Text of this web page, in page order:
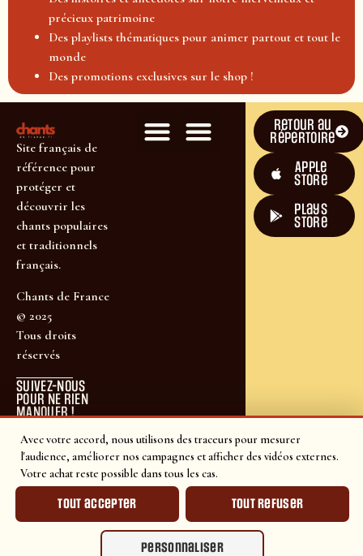
Avec votre accord, nous utilisons des traceurs pour mesurer
l'audience, améliorer nos campagnes et afficher des vidéos externes.
Votre achat reste possible dans tous les cas.
Tout accepter Tout refuser
Personnaliser
précieux patrimoine
Des playlists thématiques pour animer partout et tout le
monde
Des promotions exclusives sur le shop !
Site français de
référence pour
protéger et
découvrir les
chants populaires
et traditionnels
français.
Chants de France
© 2025
Tous droits
réservés
SUIVEZ-NOUS
POUR NE RIEN
MANQUER !
Retour au
répertoire
Apple
Store
plays
store